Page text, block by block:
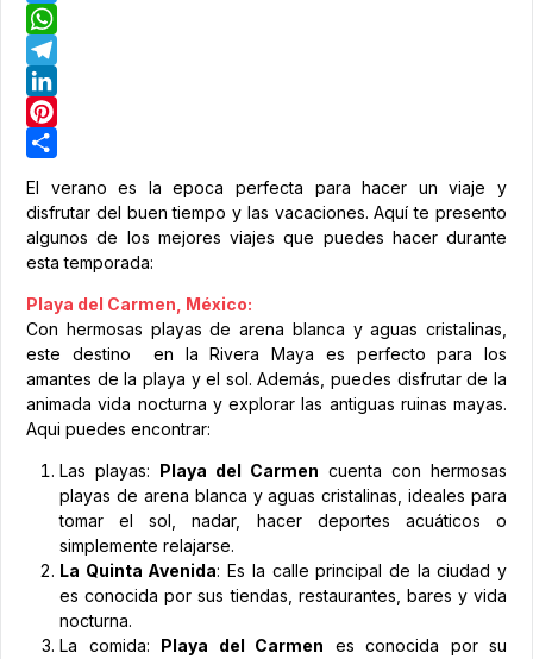
Twitter
WhatsApp
Telegram
LinkedIn
Pinterest
El verano es la epoca perfecta para hacer un viaje y
disfrutar del buen tiempo y las vacaciones. Aquí te presento
algunos de los mejores viajes que puedes hacer durante
esta temporada:
Playa del Carmen, México:
Con hermosas playas de arena blanca y aguas cristalinas,
este destino en la Rivera Maya es perfecto para los
amantes de la playa y el sol. Además, puedes disfrutar de la
animada vida nocturna y explorar las antiguas ruinas mayas.
Aqui puedes encontrar:
Las playas: Playa del Carmen cuenta con hermosas
playas de arena blanca y aguas cristalinas, ideales para
tomar el sol, nadar, hacer deportes acuáticos o
simplemente relajarse.
La Quinta Avenida: Es la calle principal de la ciudad y
es conocida por sus tiendas, restaurantes, bares y vida
nocturna.
La comida:
Playa del Carmen es conocida por su